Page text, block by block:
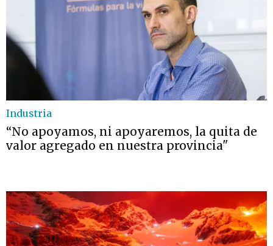
Industria
“No apoyamos, ni apoyaremos, la quita de
valor agregado en nuestra provincia"